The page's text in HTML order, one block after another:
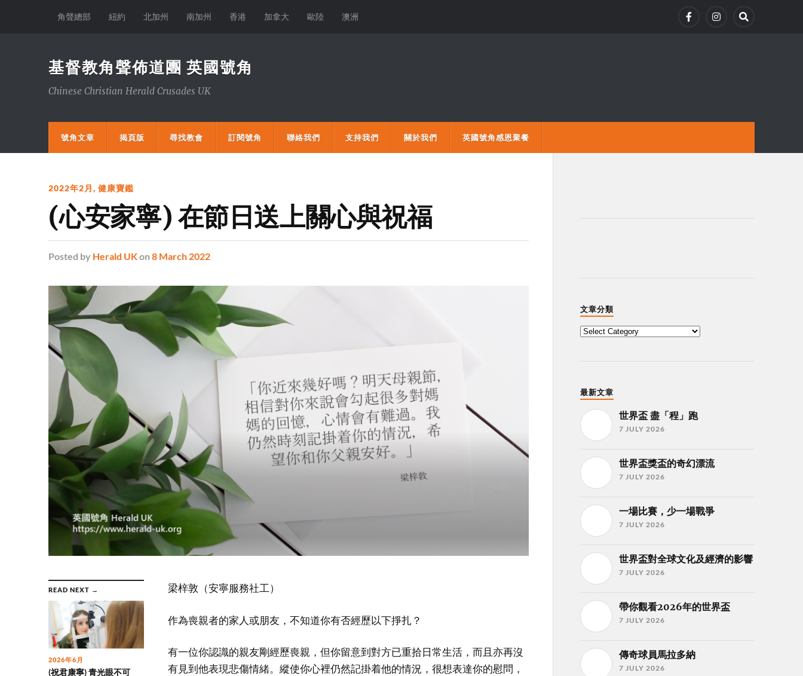
角聲總部 紐約 北加州 南加州 香港 加拿大 歐陸 澳洲
基督教角聲佈道團 英國號角
Chinese Christian Herald Crusades UK
號角文章 揭頁版 尋找教會 訂閱號角 聯絡我們 支持我們 關於我們 英國號角感恩聚餐
2022年2月, 健康寶鑑
(心安家寧) 在節日送上關心與祝福
Posted by Herald UKon 8 March 2022
READ NEXT →
2026年6月
(祝君康寧) 青光眼不可
梁梓敦（安寧服務社工）
作為喪親者的家人或朋友，不知道你有否經歷以下掙扎？
有一位你認識的親友剛經歷喪親，但你留意到對方已重拾日常生活，而且亦再沒
有見到他表現悲傷情緒。縱使你心裡仍然記掛着他的情況，很想表達你的慰問，
文章分類
最新文章
世界盃 盡「程」跑
7 JULY 2026
世界盃獎盃的奇幻漂流
7 JULY 2026
一場比賽，少一場戰爭
7 JULY 2026
世界盃對全球文化及經濟的影響
7 JULY 2026
帶你觀看2026年的世界盃
7 JULY 2026
傳奇球員馬拉多納
7 JULY 2026